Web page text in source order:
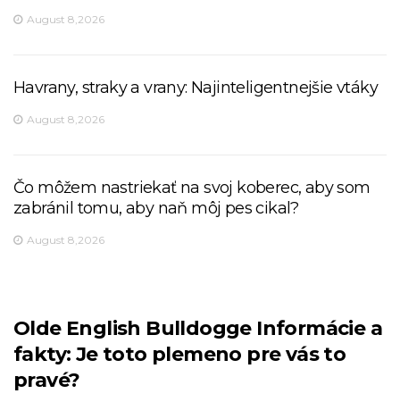
August 8,2026
Havrany, straky a vrany: Najinteligentnejšie vtáky
August 8,2026
Čo môžem nastriekať na svoj koberec, aby som
zabránil tomu, aby naň môj pes cikal?
August 8,2026
Olde English Bulldogge Informácie a
fakty: Je toto plemeno pre vás to
pravé?